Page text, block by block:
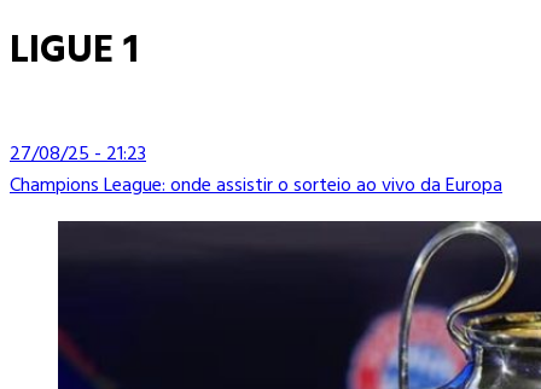
LIGUE 1
27/08/25 - 21:23
Champions League: onde assistir o sorteio ao vivo da Europa